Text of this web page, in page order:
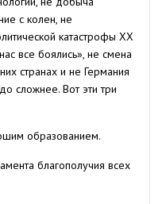
с колен, не
катастрофы ХХ
все боялись», не смена
странах и не Германия
сложнее. Вот эти три
образованием.
благополучия всех